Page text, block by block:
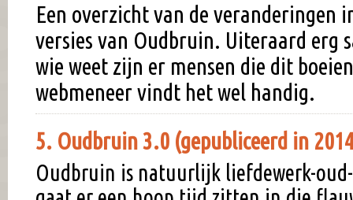
Een overzicht van de veranderingen
versies van Oudbruin. Uiteraard erg
wie weet zijn er mensen die dit
webmeneer vindt het wel handig.
5. Oudbruin 3.0 (gepubliceerd in
Oudbruin is natuurlijk liefdewerk-